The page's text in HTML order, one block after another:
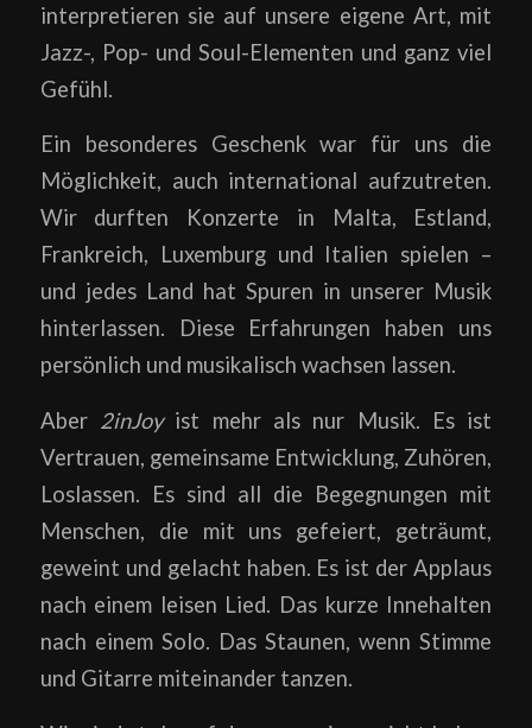
interpretieren sie auf unsere eigene Art, mit
Jazz-, Pop- und Soul-Elementen und ganz viel
Gefühl.
Ein besonderes Geschenk war für uns die
Möglichkeit, auch international aufzutreten.
Wir durften Konzerte in Malta, Estland,
Frankreich, Luxemburg und Italien spielen –
und jedes Land hat Spuren in unserer Musik
hinterlassen. Diese Erfahrungen haben uns
persönlich und musikalisch wachsen lassen.
Aber 2inJoyist mehr als nur Musik. Es ist
Vertrauen, gemeinsame Entwicklung, Zuhören,
Loslassen. Es sind all die Begegnungen mit
Menschen, die mit uns gefeiert, geträumt,
geweint und gelacht haben. Es ist der Applaus
nach einem leisen Lied. Das kurze Innehalten
nach einem Solo. Das Staunen, wenn Stimme
und Gitarre miteinander tanzen.